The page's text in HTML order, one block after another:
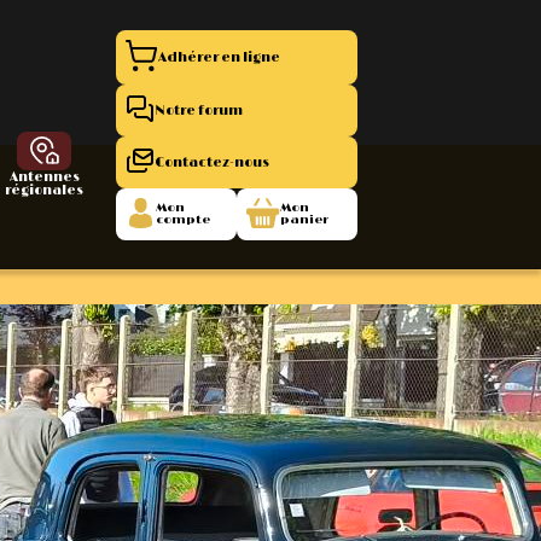
Boutique
11
1952
1955
Antennes
régionales
Adhérer en ligne
Notre forum
Contactez-nous
Mon
compte
Mon
panier